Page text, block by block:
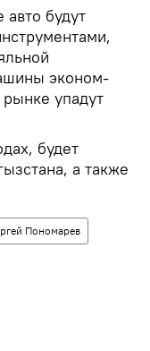
будут
эконом-
упадут
будет
а также
Пономарев